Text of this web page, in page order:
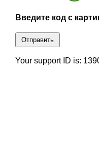
Введите код с
Отправить
Your support ID is: